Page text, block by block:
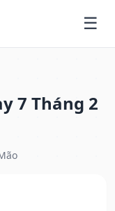
7 Tháng 2